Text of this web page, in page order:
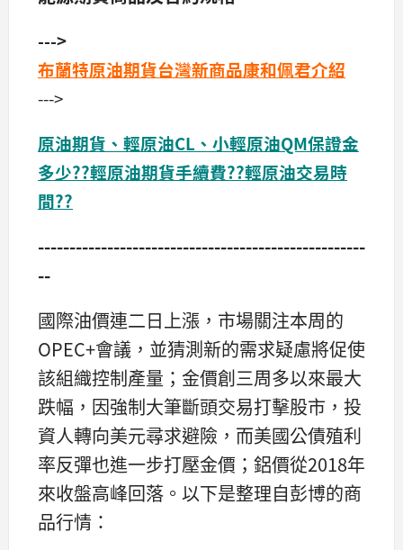
--->
布蘭特原油期貨台灣新商品康和佩君介紹
--->
原油期貨、輕原油CL、小輕原油QM保證金
多少??輕原油期貨手續費??輕原油交易時
間??
----------------------------------------------------
--
國際油價連二日上漲，市場關注本周的
OPEC+會議，並猜測新的需求疑慮將促使
該組織控制產量；金價創三周多以來最大
跌幅，因強制大筆斷頭交易打擊股市，投
資人轉向美元尋求避險，而美國公債殖利
率反彈也進一步打壓金價；鋁價從2018年
來收盤高峰回落。以下是整理自彭博的商
品行情：